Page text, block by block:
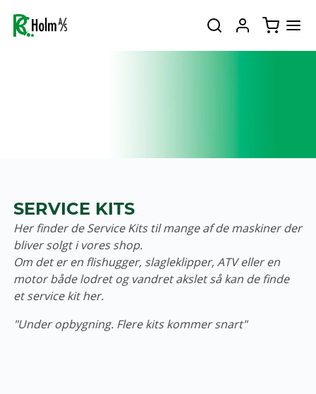
SERVICE KITS
Her finder de Service Kits til mange af de maskiner der
bliver solgt i vores shop.
Om det er en flishugger, slagleklipper, ATV eller en
motor både lodret og vandret akslet så kan de finde
et service kit her.
"Under opbygning. Flere kits kommer snart"